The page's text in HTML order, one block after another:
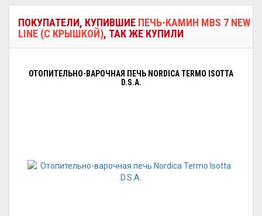
ПОКУПАТЕЛИ, КУПИВШИЕ ПЕЧЬ-КАМИН MBS 7 NEW
LINE (С КРЫШКОЙ), ТАК ЖЕ КУПИЛИ
ОТОПИТЕЛЬНО-ВАРОЧНАЯ ПЕЧЬ NORDICA TERMO ISOTTA
D.S.A.